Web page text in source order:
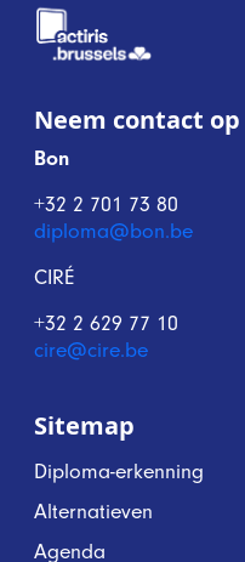
Neem contact op
Bon
+32 2 701 73 80
diploma@bon.be
CIRÉ
+32 2 629 77 10
cire@cire.be
Sitemap
Diploma-erkenning
Alternatieven
Agenda